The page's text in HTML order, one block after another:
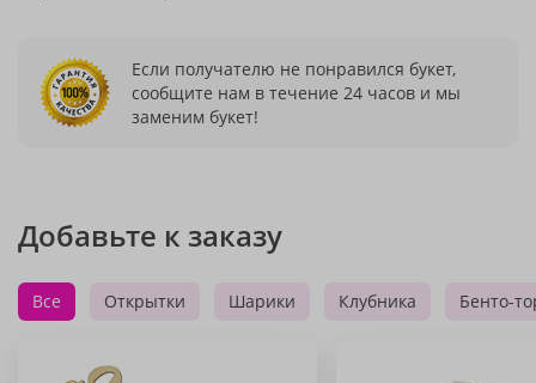
Если получателю не понравился букет,
сообщите нам в течение 24 часов и мы
заменим букет!
Добавьте к заказу
Все Открытки Шарики Клубника Бенто-